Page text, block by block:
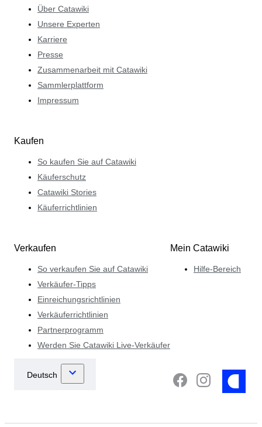
Über Catawiki
Unsere Experten
Karriere
Presse
Zusammenarbeit mit Catawiki
Sammlerplattform
Impressum
Kaufen
So kaufen Sie auf Catawiki
Käuferschutz
Catawiki Stories
Käuferrichtlinien
Verkaufen
So verkaufen Sie auf Catawiki
Verkäufer-Tipps
Einreichungsrichtlinien
Verkäuferrichtlinien
Partnerprogramm
Werden Sie Catawiki Live-Verkäufer
Mein Catawiki
Hilfe-Bereich